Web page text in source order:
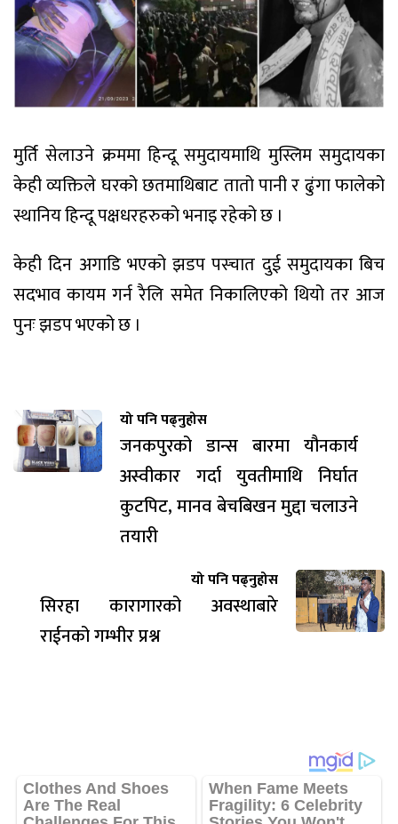
मुर्ति सेलाउने क्रममा हिन्दू समुदायमाथि मुस्लिम समुदायका
केही व्यक्तिले घरको छतमाथिबाट तातो पानी र ढुंगा फालेको
स्थानिय हिन्दू पक्षधरहरुको भनाइ रहेको छ ।
केही दिन अगाडि भएको झडप पस्चात दुई समुदायका बिच
सदभाव कायम गर्न रैलि समेत निकालिएको थियो तर आज
पुनः झडप भएको छ ।
यो पनि पढ्नुहोस
जनकपुरको डान्स बारमा यौनकार्य
अस्वीकार गर्दा युवतीमाथि निर्घात
कुटपिट, मानव बेचबिखन मुद्दा चलाउने
तयारी
यो पनि पढ्नुहोस
सिरहा कारागारको अवस्थाबारे
राईनको गम्भीर प्रश्न